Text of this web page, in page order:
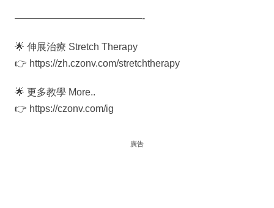
—————————————-
🌟 伸展治療 Stretch Therapy
👉 https://zh.czonv.com/stretchtherapy
🌟 更多教學 More..
👉 https://czonv.com/ig
廣告